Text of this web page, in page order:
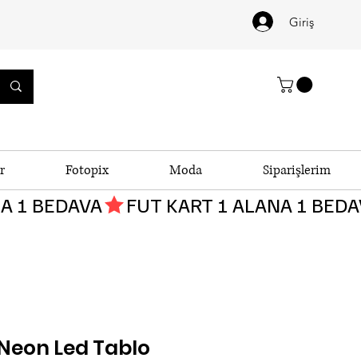
Giriş
Fotopix Moda Siparişlerim
Led Tablo